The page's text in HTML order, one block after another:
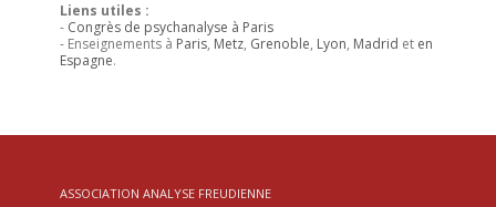
Liens utiles :
- Congrès de psychanalyse à Paris
- Enseignements à Paris, Metz, Grenoble, Lyon, Madrid et en
Espagne.
ASSOCIATION ANALYSE FREUDIENNE